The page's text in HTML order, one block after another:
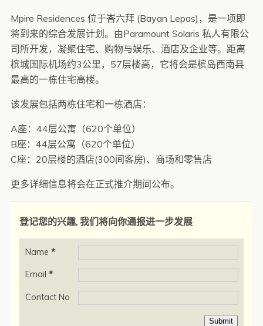
Mpire Residences 位于峇六拜 (Bayan Lepas)，是一项即
将到来的综合发展计划。由Paramount Solaris 私人有限公
司所开发，凝聚住宅、购物与娱乐、酒店及企业等。距离
槟城国际机场约3公里，57层楼高，它将会是槟岛西南县
最高的一栋住宅高楼。
该发展包括两栋住宅和一栋酒店：
A座：44层公寓（620个单位）
B座：44层公寓（620个单位）
C座：20层楼的酒店(300间客房)、商场和零售店
更多详细信息将会在正式推介期间公布。
登记您的兴趣, 我们将向你通报进一步发展
Name *
Email *
Contact No
Submit